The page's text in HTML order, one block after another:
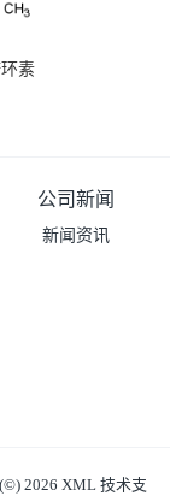
素
公司新闻
新闻资讯
2026 XML技术支